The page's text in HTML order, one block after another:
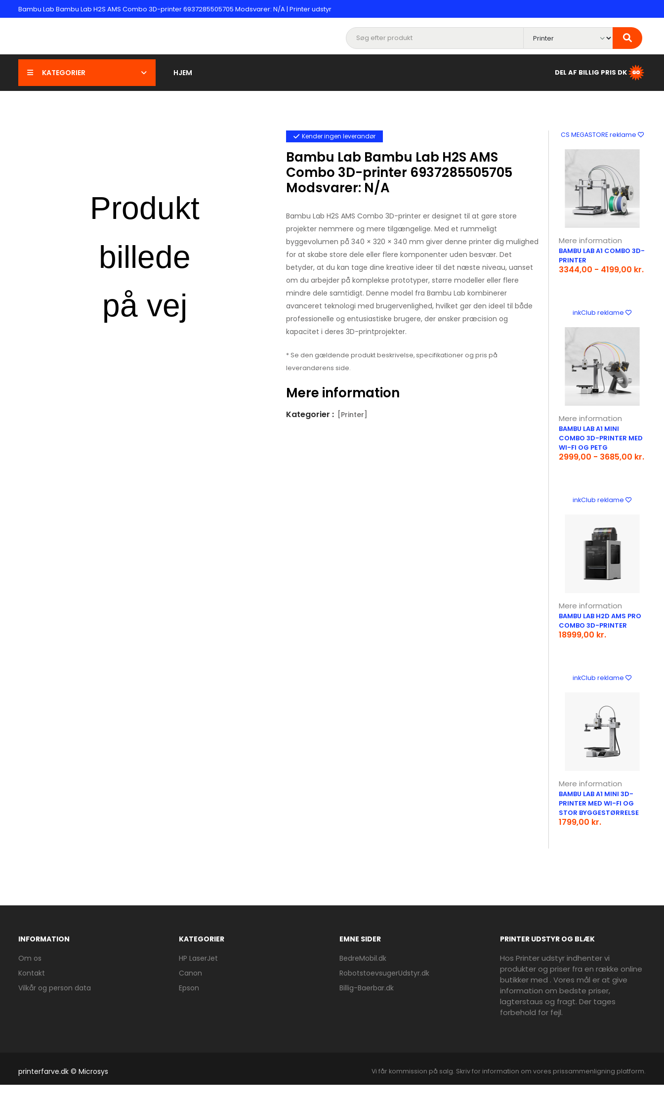
Bambu Lab Bambu Lab H2S AMS Combo 3D-printer 6937285505705 Modsvarer: N/A | Printer udstyr
KATEGORIER HJEM DEL AF BILLIG PRIS DK
Kender ingen leverandør
Bambu Lab Bambu Lab H2S AMS
Combo 3D-printer 6937285505705
Modsvarer: N/A
Bambu Lab H2S AMS Combo 3D-printer er designet til at gøre store
projekter nemmere og mere tilgængelige. Med et rummeligt
byggevolumen på 340 × 320 × 340 mm giver denne printer dig mulighed
for at skabe store dele eller flere komponenter uden besvær. Det
betyder, at du kan tage dine kreative ideer til det næste niveau, uanset
om du arbejder på komplekse prototyper, større modeller eller flere
mindre dele samtidigt. Denne model fra Bambu Lab kombinerer
avanceret teknologi med brugervenlighed, hvilket gør den ideel til både
professionelle og entusiastiske brugere, der ønsker præcision og
kapacitet i deres 3D-printprojekter.
* Se den gældende produkt beskrivelse, specifikationer og pris på
leverandørens side.
Mere information
Kategorier : [Printer]
CS MEGASTORE reklame
Mere information
BAMBU LAB A1 COMBO 3D-
PRINTER
3344,00 - 4199,00 kr.
inkClub reklame
Mere information
BAMBU LAB A1 MINI
COMBO 3D-PRINTER MED
WI-FI OG PETG
2999,00 - 3685,00 kr.
inkClub reklame
Mere information
BAMBU LAB H2D AMS PRO
COMBO 3D-PRINTER
18999,00 kr.
inkClub reklame
Mere information
BAMBU LAB A1 MINI 3D-
PRINTER MED WI-FI OG
STOR BYGGESTØRRELSE
1799,00 kr.
INFORMATION
Om os
Kontakt
Vilkår og person data
KATEGORIER
HP LaserJet
Canon
Epson
EMNE SIDER
BedreMobil.dk
RobotstoevsugerUdstyr.dk
Billig-Baerbar.dk
PRINTER UDSTYR OG BLÆK
Hos Printer udstyr indhenter vi
produkter og priser fra en række online
butikker med . Vores mål er at give
information om bedste priser,
lagterstaus og fragt. Der tages
forbehold for fejl.
printerfarve.dk © Microsys Vi får kommission på salg. Skriv for information om vores prissammenligning platform.